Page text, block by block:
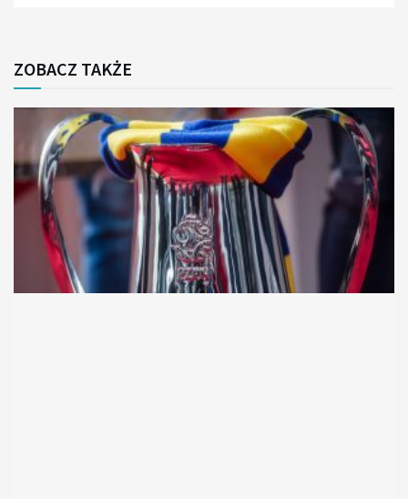
ZOBACZ TAKŻE